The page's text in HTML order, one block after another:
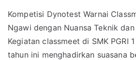
Kompetisi Dynotest Warnai
Ngawi dengan Nuansa Teknik
Kegiatan classmeet di SMK PGRI
tahun ini menghadirkan suasana